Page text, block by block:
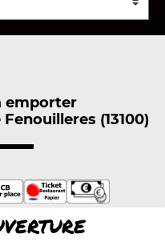
emporter
(13100)